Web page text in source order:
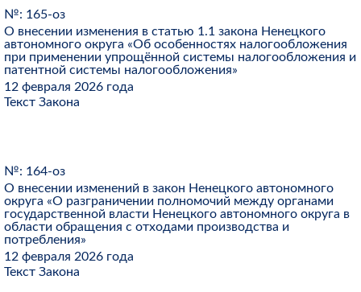
№: 165-оз
О внесении изменения в статью 1.1 закона Ненецкого
автономного округа «Об особенностях налогообложения
при применении упрощённой системы налогообложения и
патентной системы налогообложения»
12 февраля 2026 года
Текст Закона
№: 164-оз
О внесении изменений в закон Ненецкого автономного
округа «О разграничении полномочий между органами
государственной власти Ненецкого автономного округа в
области обращения с отходами производства и
потребления»
12 февраля 2026 года
Текст Закона